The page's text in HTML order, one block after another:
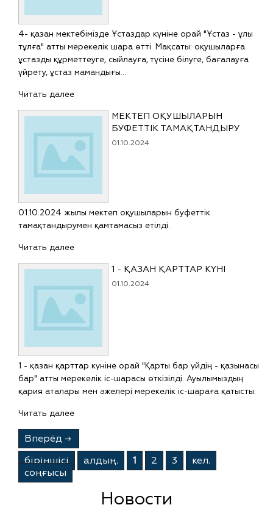
4- қазан мектебімізде Ұстаздар күніне орай "Ұстаз - ұлы
тұлға" атты мерекелік шара өтті. Мақсаты: оқушыларға
ұстазды құрметтеуге, сыйлауға, түсіне білуге, бағалауға
үйрету, ұстаз мамандығы…
Читать далее
МЕКТЕП ОҚУШЫЛАРЫН
БУФЕТТІК ТАМАҚТАНДЫРУ
01.10.2024
01.10.2024 жылы мектеп оқушыларын буфеттік
тамақтандырумен қамтамасыз етілді.
Читать далее
1 - ҚАЗАН ҚАРТТАР КҮНІ
01.10.2024
1 - қазан қарттар күніне орай "Қарты бар үйдің - қазынасы
бар" атты мерекелік іс-шарасы өткізілді. Ауылымыздың
қария аталары мен әжелері мерекелік іс-шараға қатысты.
Читать далее
Вперёд →
бiрiншiсi
алдың. 1 2 3
кел.
соңғысы
Новости